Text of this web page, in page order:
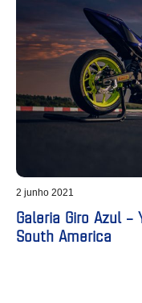
2 junho 2021
Galeria Giro Azul –
South America